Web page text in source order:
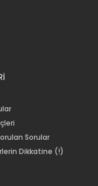
Sorular
Dikkatine (!)